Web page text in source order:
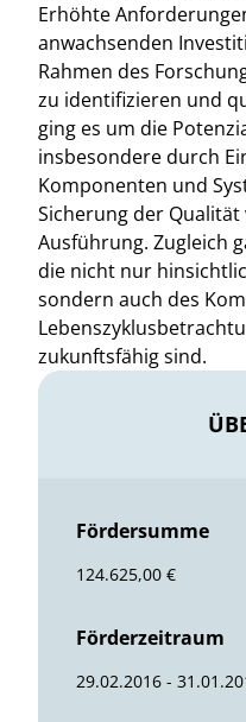
Erhöhte
anwachsenden
Rahmen des
zu identifizieren und
ging es um die
insbesondere durch
Komponenten und
Sicherung der
Ausführung. Zugleich
die nicht nur
sondern auch des
zukunftsfähig sind.
Fördersumme
124.625,00 €
Förderzeitraum
29.02.2016 -